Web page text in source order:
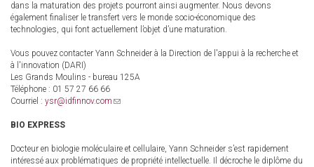
dans la maturation des projets pourront ainsi augmenter. Nous devons
également finaliser le transfert vers le monde socio-économique des
technologies, qui font actuellement l’objet d’une maturation.
Vous pouvez contacter Yann Schneider à la Direction de l'appui à la recherche et
à l'innovation (DARI)
Les Grands Moulins - bureau 125A
Téléphone : 01 57 27 66 66
Courriel : ysr@idfinnov.com (link
BIO EXPRESS
Docteur en biologie moléculaire et cellulaire, Yann Schneider s’est rapidement
intéressé aux problématiques de propriété intellectuelle. Il décroche le diplôme du